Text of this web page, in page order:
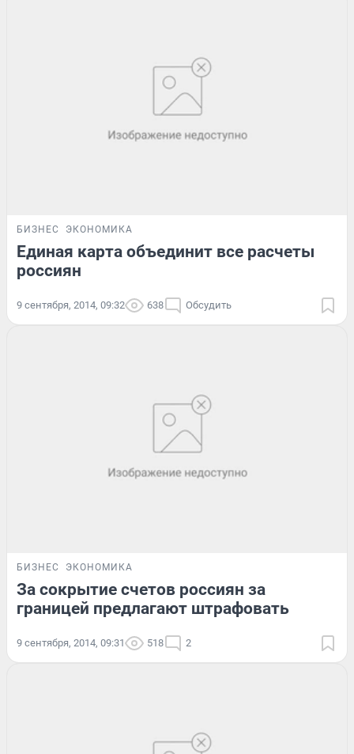
БИЗНЕС ЭКОНОМИКА
Единая карта объединит все расчеты
россиян
9 сентября, 2014, 09:32 638 Обсудить
БИЗНЕС ЭКОНОМИКА
За сокрытие счетов россиян за
границей предлагают штрафовать
9 сентября, 2014, 09:31 518 2